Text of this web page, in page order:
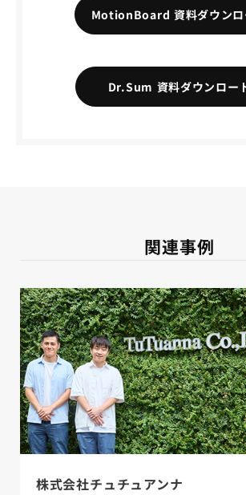
MotionBoard 資料ダウンロ
Dr.Sum 資料ダウンロー
関連事例
株式会社チュチュアンナ